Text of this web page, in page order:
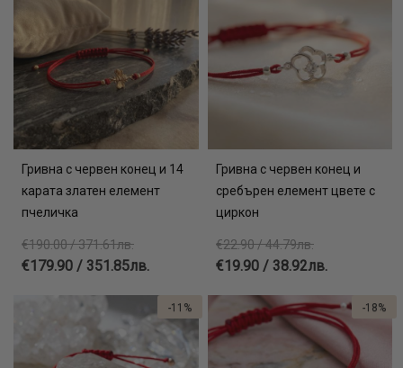
Гривна с червен конец и 14
карата златен елемент
пчеличка
€190.00 / 371.61лв.
€179.90 / 351.85лв.
Гривна с червен конец и
сребърен елемент цвете с
циркон
€22.90 / 44.79лв.
€19.90 / 38.92лв.
-11% -18%